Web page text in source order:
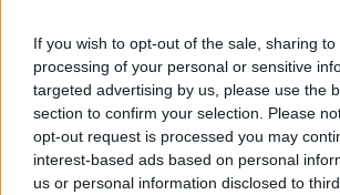
If you wish to opt-out of the sale, sharing
processing of your personal or sensitive
targeted advertising by us, please use the
section to confirm your selection. Please
opt-out request is processed you may
interest-based ads based on personal
us or personal information disclosed to
Realizzata da Adidas. Cosa ne pensi
lifestyle Bape 1996 Japan? Facci
nei commenti sotto l'articolo.
Mostra commenti